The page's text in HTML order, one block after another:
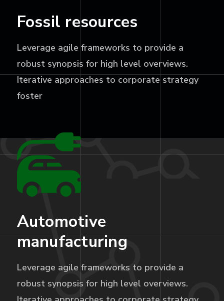
Fossil resources
Leverage agile frameworks to provide a
robust synopsis for high level overviews.
Iterative approaches to corporate strategy
foster
Automotive
manufacturing
Leverage agile frameworks to provide a
robust synopsis for high level overviews.